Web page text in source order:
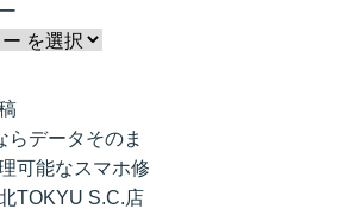
らデータそのま
可能なスマホ修
TOKYU S.C.店